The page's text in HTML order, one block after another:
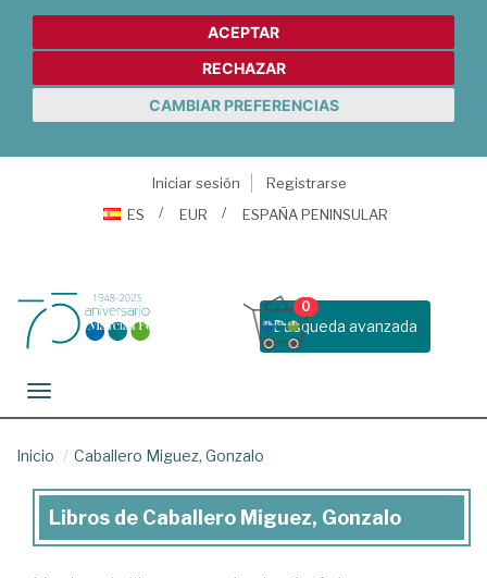
ACEPTAR
RECHAZAR
CAMBIAR PREFERENCIAS
Iniciar sesión
Registrarse
ES
EUR ESPAÑA PENINSULAR
Busqueda avanzada
0
Toggle navigation
Inicio Caballero Miguez, Gonzalo
Libros
Libros de Caballero Miguez, Gonzalo